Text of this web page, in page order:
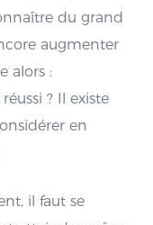
du grand
augmenter
alors :
? Il existe
en
il faut se